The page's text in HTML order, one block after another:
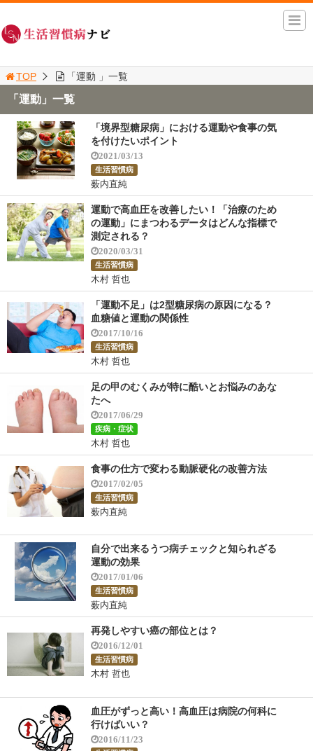
TOP 「運動 」一覧
「運動」一覧
「境界型糖尿病」における運動や食事の気
を付けたいポイント
2021/03/13
生活習慣病
薮内直純
運動で高血圧を改善したい！「治療のため
の運動」にまつわるデータはどんな指標で
測定される？
2020/03/31
生活習慣病
木村 哲也
「運動不足」は2型糖尿病の原因になる？
血糖値と運動の関係性
2017/10/16
生活習慣病
木村 哲也
足の甲のむくみが特に酷いとお悩みのあな
たへ
2017/06/29
疾病・症状
木村 哲也
食事の仕方で変わる動脈硬化の改善方法
2017/02/05
生活習慣病
薮内直純
自分で出来るうつ病チェックと知られざる
運動の効果
2017/01/06
生活習慣病
薮内直純
再発しやすい癌の部位とは？
2016/12/01
生活習慣病
木村 哲也
血圧がずっと高い！高血圧は病院の何科に
行けばいい？
2016/11/23